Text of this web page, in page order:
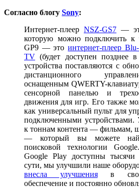
Согласно блогу Sony:
Интернет-плеер NSZ-GS7 —
которую можно подключить к
GP9 — этоинтернет-плеер
TV (будет доступен позднее
устройства поставляются с
дистанционного
оснащенным QWERTY-
сенсорной панелью и
движения для игр. Его также
как универсальный пульт для
подключенными устройствами.
к тоннам контента — фильмам,
— который вы можете
поисковой технологии
Google Play доступны
сути, мы улучшили наше
внесла улучшенияв свое
обеспечение и постоянно